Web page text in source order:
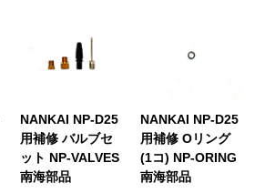
NANKAI NP-D25
用補修 バルブセ
ット NP-VALVES
南海部品
NANKAI NP-D25
用補修 Oリング
(1コ) NP-ORING
南海部品